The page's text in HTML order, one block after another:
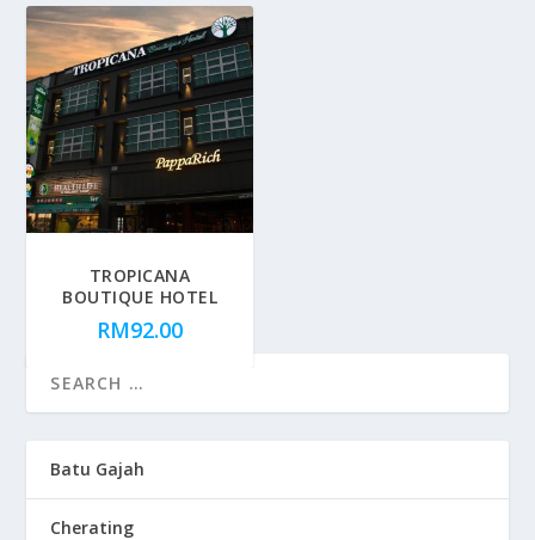
TROPICANA
BOUTIQUE HOTEL
RM92.00
Batu Gajah
Cherating